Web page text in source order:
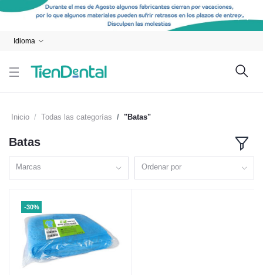
Idioma
Inicio Todas las categorías "Batas"
Batas
Marcas Ordenar por
-30%